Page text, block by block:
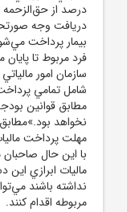
‌درصد از
دريافت وجه
بيمار پرداخت
فرد مربوط تا
سازمان امور
شامل تمامي
مطابق قوانين
نخواهد بود.»مطابق
با اين حال
ماليات ابرازي اين
نداشته باشند
مربوطه اقدام کنند.